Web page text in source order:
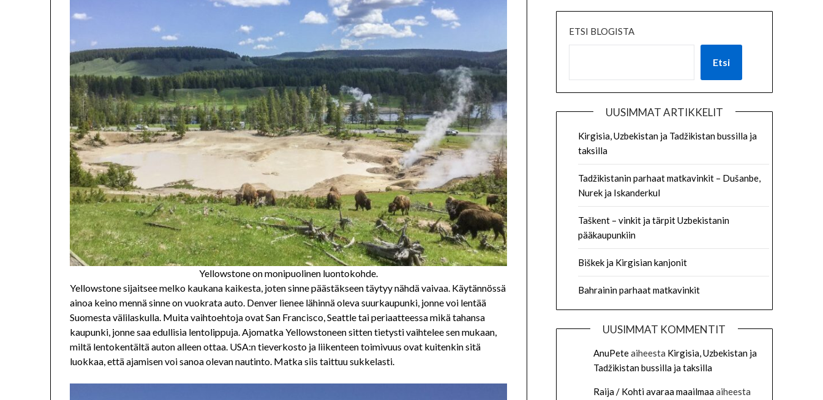
Yellowstone on monipuolinen luontokohde.
Yellowstone sijaitsee melko kaukana kaikesta, joten sinne päästäkseen täytyy nähdä vaivaa. Käytännössä
ainoa keino mennä sinne on vuokrata auto. Denver lienee lähinnä oleva suurkaupunki, jonne voi lentää
Suomesta välilaskulla. Muita vaihtoehtoja ovat San Francisco, Seattle tai periaatteessa mikä tahansa
kaupunki, jonne saa edullisia lentolippuja. Ajomatka Yellowstoneen sitten tietysti vaihtelee sen mukaan,
miltä lentokentältä auton alleen ottaa. USA:n tieverkosto ja liikenteen toimivuus ovat kuitenkin sitä
luokkaa, että ajamisen voi sanoa olevan nautinto. Matka siis taittuu sukkelasti.
ETSI BLOGISTA
Etsi
UUSIMMAT ARTIKKELIT
Kirgisia, Uzbekistan ja Tadžikistan bussilla ja
taksilla
Tadžikistanin parhaat matkavinkit – Dušanbe,
Nurek ja Iskanderkul
Taškent – vinkit ja tärpit Uzbekistanin
pääkaupunkiin
Biškek ja Kirgisian kanjonit
Bahrainin parhaat matkavinkit
UUSIMMAT KOMMENTIT
AnuPeteaiheesta Kirgisia, Uzbekistan ja
Tadžikistan bussilla ja taksilla
Raija / Kohti avaraa maailmaaaiheesta